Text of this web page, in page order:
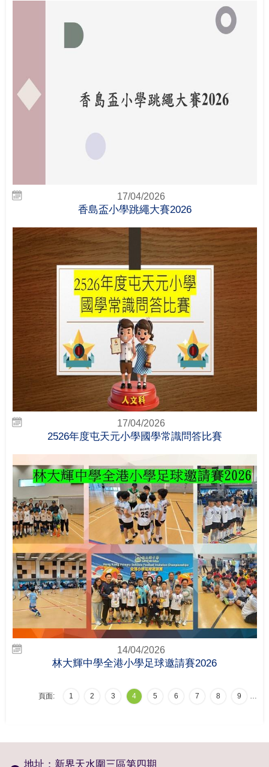
17/04/2026
香島盃小學跳繩大賽2026
17/04/2026
2526年度屯天元小學國學常識問答比賽
14/04/2026
林大輝中學全港小學足球邀請賽2026
頁面: 1 2 3 4 5 6 7 8 9 …
地址：新界天水圍三區第四期